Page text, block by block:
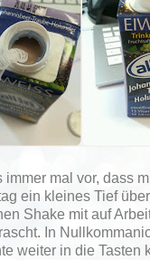
immer mal vor, dass
ein kleines Tief
Shake mit auf
In
weiter in die Tasten